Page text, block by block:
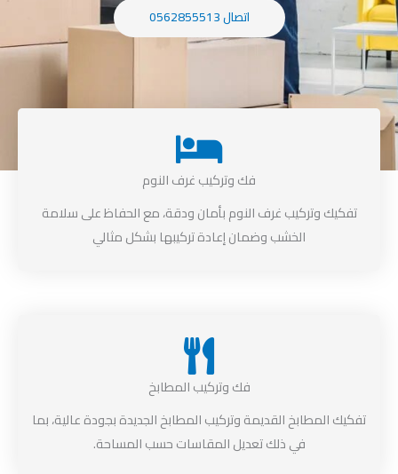
اتصال 0562855513
فك وتركيب غرف النوم
تفكيك وتركيب غرف النوم بأمان ودقة، مع الحفاظ على سلامة
الخشب وضمان إعادة تركيبها بشكل مثالي
فك وتركيب المطابخ
تفكيك المطابخ القديمة وتركيب المطابخ الجديدة بجودة عالية، بما
في ذلك تعديل المقاسات حسب المساحة.